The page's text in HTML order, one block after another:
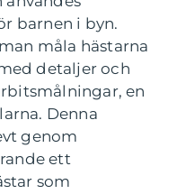
barnen i byn.
måla hästarna
detaljer och
en
Denna
genom
ett
som